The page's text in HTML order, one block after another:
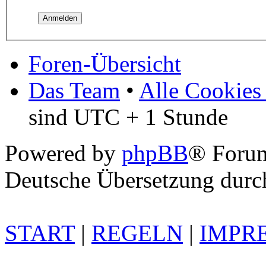
Foren-Übersicht
Das Team • Alle Cookies
sind UTC + 1 Stunde
Powered by phpBB®
Deutsche Übersetzung
START| REGELN |